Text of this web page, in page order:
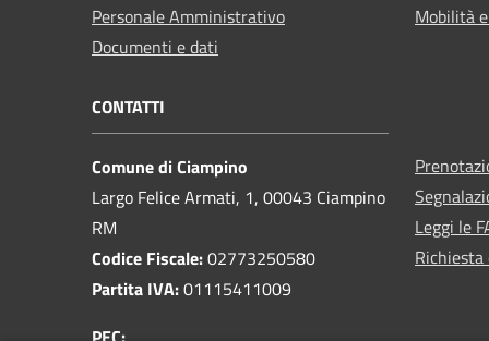
Personale Amministrativo
Documenti e dati
Mobilità
CONTATTI
Comune di Ciampino
Largo Felice Armati, 1, 00043 Ciampino
RM
Codice Fiscale:02773250580
Partita IVA:01115411009
Leggi le